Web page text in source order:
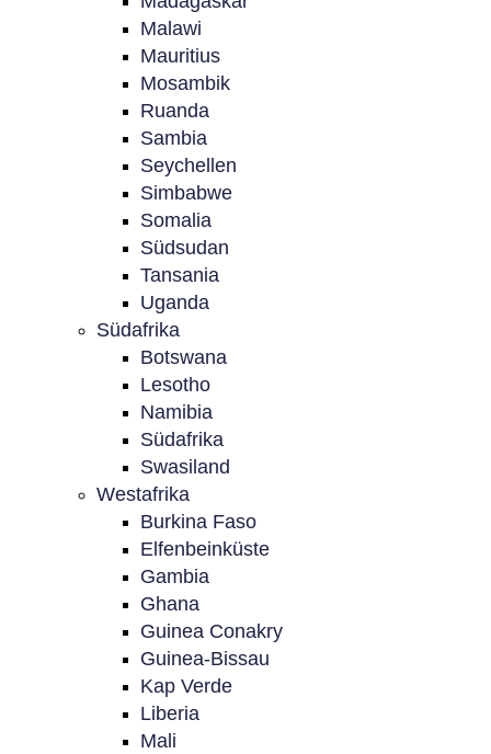
Malawi
Mauritius
Mosambik
Ruanda
Sambia
Seychellen
Simbabwe
Somalia
Südsudan
Tansania
Uganda
Südafrika
Botswana
Lesotho
Namibia
Südafrika
Swasiland
Westafrika
Burkina Faso
Elfenbeinküste
Gambia
Ghana
Guinea Conakry
Guinea-Bissau
Kap Verde
Liberia
Mali